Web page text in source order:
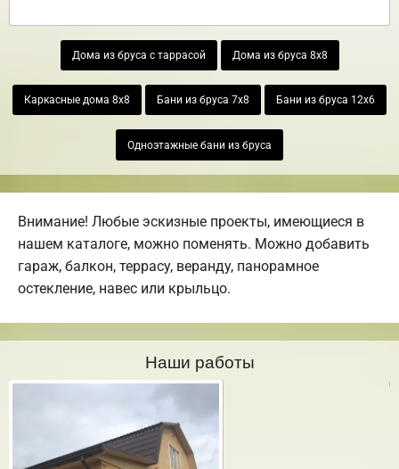
Дома из бруса с таррасой Дома из бруса 8х8
Каркасные дома 8х8 Бани из бруса 7х8 Бани из бруса 12х6
Одноэтажные бани из бруса
Внимание! Любые эскизные проекты, имеющиеся в
нашем каталоге, можно поменять. Можно добавить
гараж, балкон, террасу, веранду, панорамное
остекление, навес или крыльцо.
Наши работы